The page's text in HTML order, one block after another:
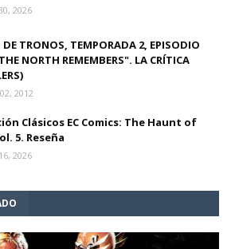
2026
DE TRONOS, TEMPORADA 2, EPISODIO
NORTH REMEMBERS". LA CRÍTICA
2012
Clásicos EC Comics: The Haunt of
5. Reseña
2026